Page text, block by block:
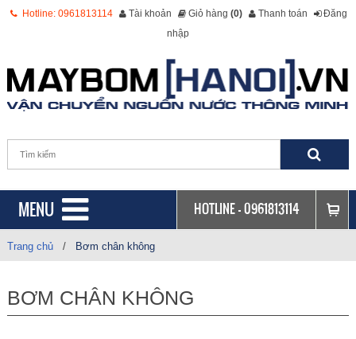
Hotline: 0961813114 Tài khoản Giỏ hàng (0) Thanh toán Đăng
nhập
MENU HOTLINE -0961813114
Trang chủ / Bơm chân không
BƠM CHÂN KHÔNG